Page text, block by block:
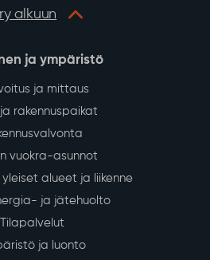
alkuun
ja ympäristö
ja mittaus
ja rakennuspaikat
vuokra-asunnot
alueet ja liikenne
ja jätehuolto
Tilapalvelut
ja luonto